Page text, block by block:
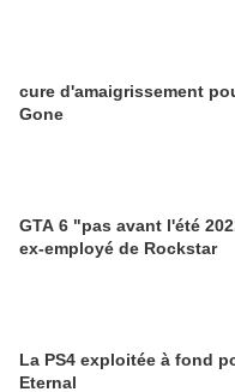
cure d'amaigrissement
Gone
GTA 6 "pas avant l'été
ex-employé de Rockstar
La PS4 exploitée à fond
Eternal